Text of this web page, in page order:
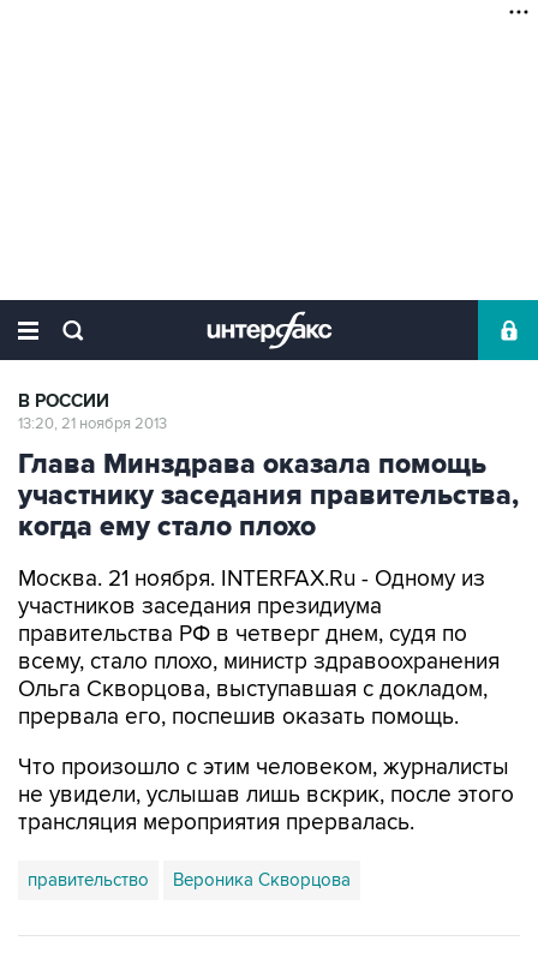
В РОССИИ
13:20, 21 ноября 2013
Глава Минздрава оказала помощь
участнику заседания правительства,
когда ему стало плохо
Москва. 21 ноября. INTERFAX.Ru - Одному из
участников заседания президиума
правительства РФ в четверг днем, судя по
всему, стало плохо, министр здравоохранения
Ольга Скворцова, выступавшая с докладом,
прервала его, поспешив оказать помощь.
Что произошло с этим человеком, журналисты
не увидели, услышав лишь вскрик, после этого
трансляция мероприятия прервалась.
правительство Вероника Скворцова